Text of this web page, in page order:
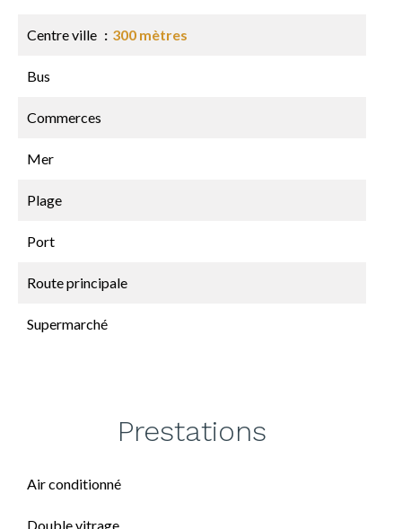
Centre ville 300 mètres
Bus
Commerces
Mer
Plage
Port
Route principale
Supermarché
Prestations
Air conditionné
Double vitrage